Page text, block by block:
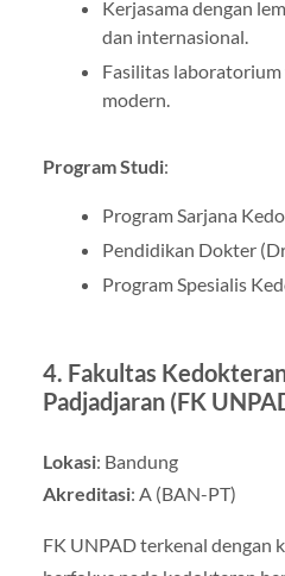
Kerjasama dengan
dan internasional.
Fasilitas laboratorium
modern.
Program Studi:
Program Sarjana
Pendidikan Dokter
Program Spesialis
4. Fakultas
Padjadjaran (FK
Lokasi: Bandung
Akreditasi: A (BAN-PT)
FK UNPAD terkenal dengan